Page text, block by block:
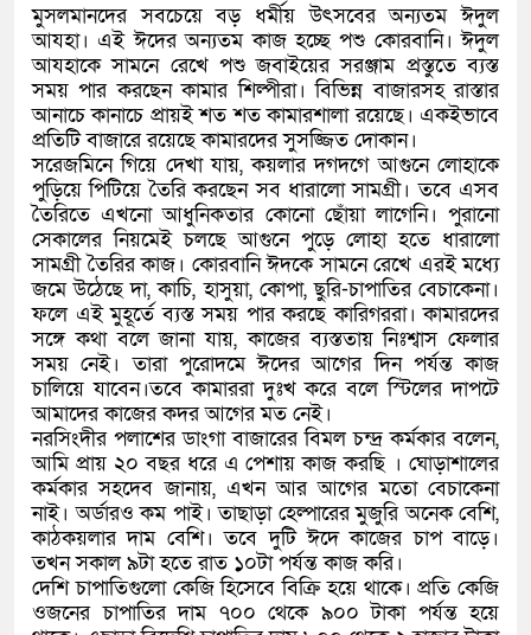
মুসলমানদের সবচেয়ে বড় ধর্মীয় উৎসবের অন্যতম ঈদুল
আযহা। এই ঈদের অন্যতম কাজ হচ্ছে পশু কোরবানি। ঈদুল
আযহাকে সামনে রেখে পশু জবাইয়ের সরঞ্জাম প্রস্তুতে ব্যস্ত
সময় পার করছেন কামার শিল্পীরা। বিভিন্ন বাজারসহ রাস্তার
আনাচে কানাচে প্রায়ই শত শত কামারশালা রয়েছে। একইভাবে
প্রতিটি বাজারে রয়েছে কামারদের সুসজ্জিত দোকান।
সরেজমিনে গিয়ে দেখা যায়, কয়লার দগদগে আগুনে লোহাকে
পুড়িয়ে পিটিয়ে তৈরি করছেন সব ধারালো সামগ্রী। তবে এসব
তৈরিতে এখনো আধুনিকতার কোনো ছোঁয়া লাগেনি। পুরানো
সেকালের নিয়মেই চলছে আগুনে পুড়ে লোহা হতে ধারালো
সামগ্রী তৈরির কাজ। কোরবানি ঈদকে সামনে রেখে এরই মধ্যে
জমে উঠেছে দা, কাচি, হাসুয়া, কোপা, ছুরি-চাপাতির বেচাকেনা।
ফলে এই মুহূর্তে ব্যস্ত সময় পার করছে কারিগররা। কামারদের
সঙ্গে কথা বলে জানা যায়, কাজের ব্যস্ততায় নিঃশ্বাস ফেলার
সময় নেই। তারা পুরোদমে ঈদের আগের দিন পর্যন্ত কাজ
চালিয়ে যাবেন।তবে কামাররা দুঃখ করে বলে স্টিলের দাপটে
আমাদের কাজের কদর আগের মত নেই।
নরসিংদীর পলাশের ডাংগা বাজারের বিমল চন্দ্র কর্মকার বলেন,
আমি প্রায় ২০ বছর ধরে এ পেশায় কাজ করছি । ঘোড়াশালের
কর্মকার সহদেব জানায়, এখন আর আগের মতো বেচাকেনা
নাই। অর্ডারও কম পাই। তাছাড়া হেল্পারের মুজুরি অনেক বেশি,
কাঠকয়লার দাম বেশি। তবে দুটি ঈদে কাজের চাপ বাড়ে।
তখন সকাল ৯টা হতে রাত ১০টা পর্যন্ত কাজ করি।
দেশি চাপাতিগুলো কেজি হিসেবে বিক্রি হয়ে থাকে। প্রতি কেজি
ওজনের চাপাতির দাম ৭০০ থেকে ৯০০ টাকা পর্যন্ত হয়ে